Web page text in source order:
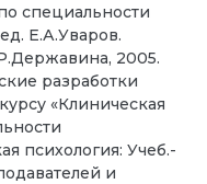
специальности
Е.А.Уваров.
2005.
разработки
«Клиническая
психология: Учеб.-
и